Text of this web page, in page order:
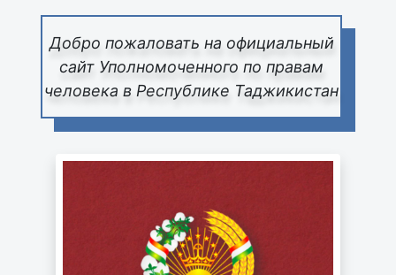
Добро пожаловать на официальный
сайт Уполномоченного по правам
человека в Республике Таджикистан